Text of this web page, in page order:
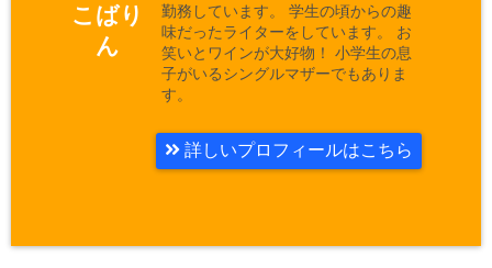
こばり
ん
勤務しています。 学生の頃からの趣
味だったライターをしています。 お
笑いとワインが大好物！ 小学生の息
子がいるシングルマザーでもありま
す。
詳しいプロフィールはこちら